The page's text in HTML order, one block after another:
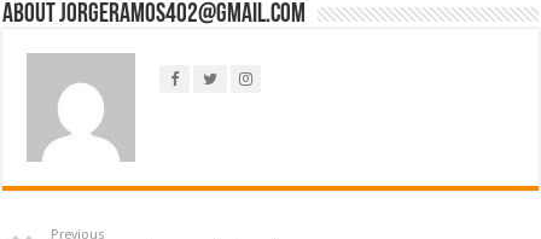
About jorgeramos402@gmail.com
Previous